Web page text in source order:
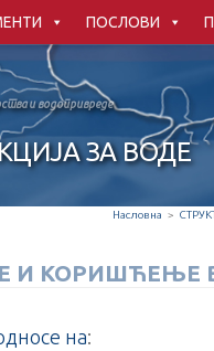
ПОСЛОВИ
ЗА ВОДЕ
и водопривреде
Насловна >
И КОРИШЋЕЊЕ
на: